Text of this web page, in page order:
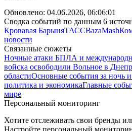
Обновлено: 04.06.2026, 06:06:01
Сводка событий по данным 6
Кровавая БарыняТАССBazaMash
новости
Связанные сюжеты
Ночные атаки БПЛА и
войска освободили Вольное в
областиОсновные события за ночь
политика и экономикаГлавные
мире
Персональный мониторинг
Хотите отслеживать свои бренды
Настройте персональный